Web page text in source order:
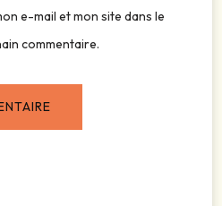
e-mail et mon site dans le
commentaire.